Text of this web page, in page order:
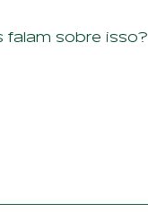
falam sobre isso?